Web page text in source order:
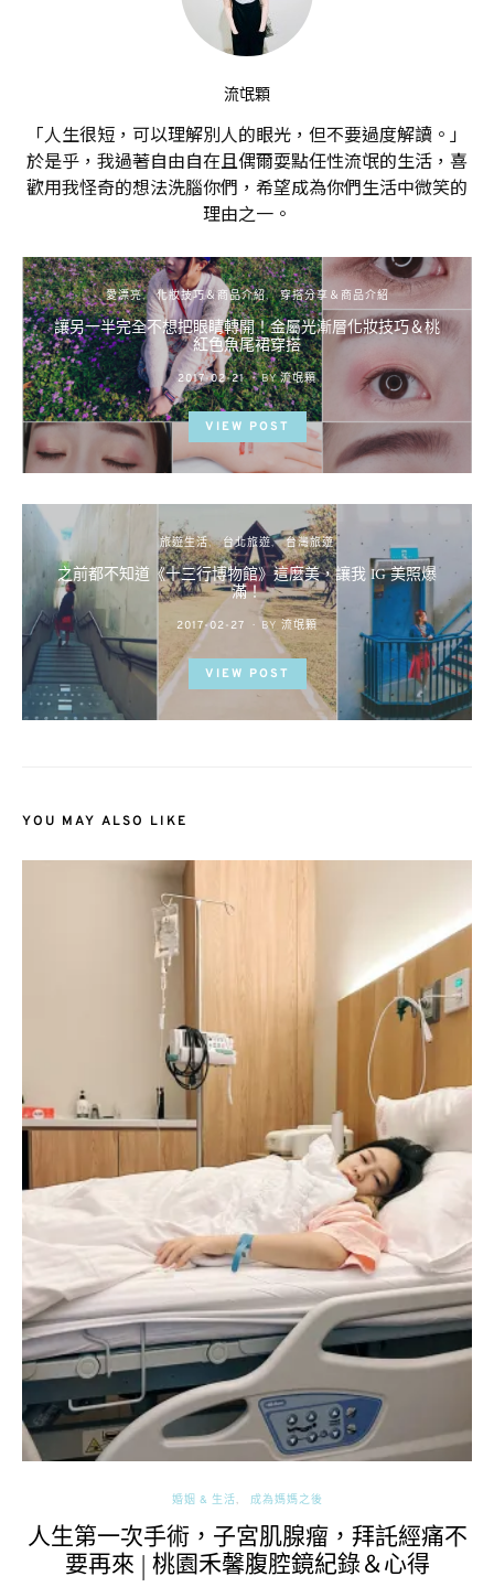
流氓顆
「人生很短，可以理解別人的眼光，但不要過度解讀。」
於是乎，我過著自由自在且偶爾耍點任性流氓的生活，喜
歡用我怪奇的想法洗腦你們，希望成為你們生活中微笑的
理由之一。
愛漂亮 化妝技巧＆商品介紹 穿搭分享＆商品介紹
讓另一半完全不想把眼睛轉開！金屬光漸層化妝技巧＆桃
紅色魚尾裙穿搭
POSTED
ON
2017-02-21 BY 流氓顆
VIEW POST
旅遊生活 台北旅遊 台灣旅遊
之前都不知道《十三行博物館》這麼美，讓我 IG 美照爆
滿！
POSTED
ON
2017-02-27 BY 流氓顆
VIEW POST
YOU MAY ALSO LIKE
婚姻 & 生活 成為媽媽之後
人生第一次手術，子宮肌腺瘤，拜託經痛不
要再來 | 桃園禾馨腹腔鏡紀錄＆心得